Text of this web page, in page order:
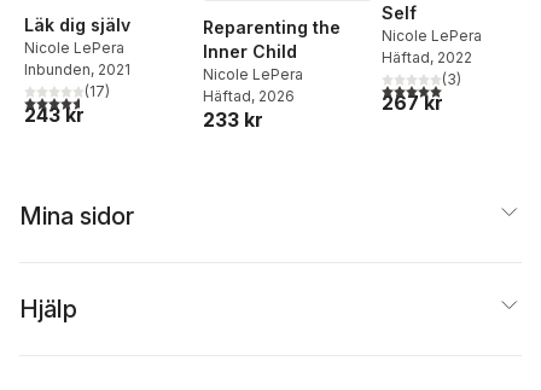
Läk dig själv
Nicole LePera
Inbunden, 2021
4,6utav 5 stjärnor. Totalt antal röster:
(17)
243 kr
Reparenting the
Inner Child
Nicole LePera
Häftad, 2026
233 kr
Self
Nicole LePera
Häftad, 2022
5,0utav 5 stjärnor.
(3)
267 kr
Mina sidor
Hjälp